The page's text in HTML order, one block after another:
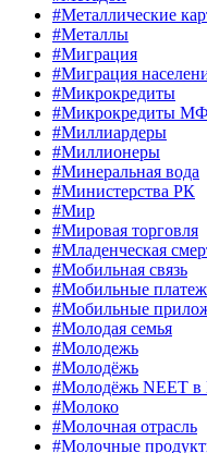
#Металлические
#Металлы
#Миграция
#Миграция
#Микрокредиты
#Микрокредиты
#Миллиардеры
#Миллионеры
#Минеральная вода
#Министерства РК
#Мир
#Мировая торговля
#Младенческая
#Мобильная связь
#Мобильные
#Мобильные
#Молодая семья
#Молодежь
#Молодёжь
#Молодёжь NEET в
#Молоко
#Молочная отрасль
#Молочные